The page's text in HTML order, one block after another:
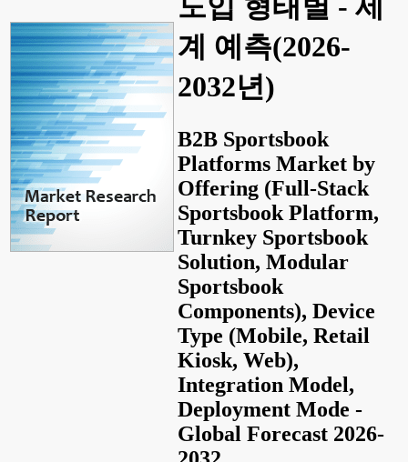
도입 형태별 - 세
계 예측(2026-
2032년)
B2B Sportsbook
Platforms Market by
Offering (Full-Stack
Sportsbook Platform,
Turnkey Sportsbook
Solution, Modular
Sportsbook
Components), Device
Type (Mobile, Retail
Kiosk, Web),
Integration Model,
Deployment Mode -
Global Forecast 2026-